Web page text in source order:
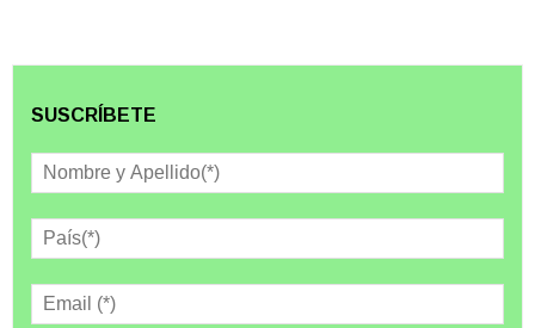
SUSCRÍBETE